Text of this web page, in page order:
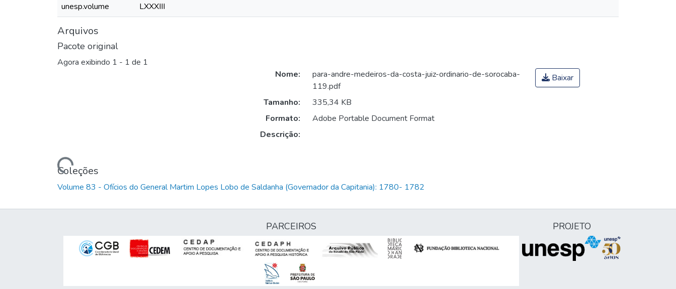
unesp.volume
LXXXIII
Arquivos
Pacote original
Agora exibindo 1 - 1 de 1
Carregando...
Nome:
para-andre-medeiros-da-costa-juiz-ordinario-de-sorocaba-
119.pdf
Tamanho:
335,34 KB
Formato:
Adobe Portable Document Format
Descrição:
Baixar
Coleções
Volume 83 - Ofícios do General Martim Lopes Lobo de Saldanha (Governador da Capitania): 1780- 1782
PARCEIROS PROJETO